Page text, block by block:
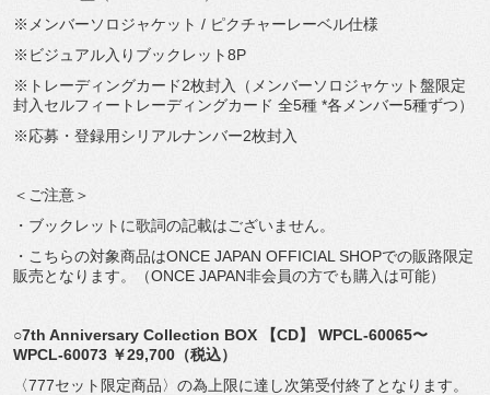
※メンバーソロジャケット / ピクチャーレーベル仕様
※ビジュアル入りブックレット8P
※トレーディングカード2枚封入（メンバーソロジャケット盤限定
封入セルフィートレーディングカード 全5種 *各メンバー5種ずつ）
※応募・登録用シリアルナンバー2枚封入
＜ご注意＞
・ブックレットに歌詞の記載はございません。
・こちらの対象商品はONCE JAPAN OFFICIAL SHOPでの販路限定
販売となります。（ONCE JAPAN非会員の方でも購入は可能）
○7th Anniversary Collection BOX 【CD】 WPCL-60065〜
WPCL-60073 ￥29,700 （税込）
〈777セット限定商品〉の為上限に達し次第受付終了となります。